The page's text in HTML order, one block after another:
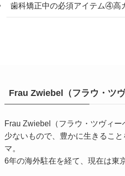
歯科矯正中の必須アイテム④高
Frau Zwiebel（フラウ・ツヴ
Frau Zwiebel（フラウ・ツヴィー
少ないもので、豊かに生きるこ
マ。
6年の海外駐在を経て、現在は東